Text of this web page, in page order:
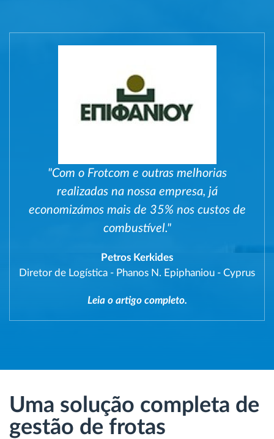
"Com o Frotcom e outras melhorias
realizadas na nossa empresa, já
economizámos mais de 35% nos custos de
combustível."
Petros Kerkides
Diretor de Logística - Phanos N. Epiphaniou - Cyprus
Leia o artigo completo.
Uma solução completa de
gestão de frotas